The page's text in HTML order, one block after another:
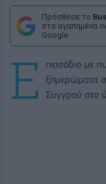
Πρόσθεσε το
στα αγαπημένα
Google
Ε
πεισόδιο με
ξημερώματα
Συγγρού στο